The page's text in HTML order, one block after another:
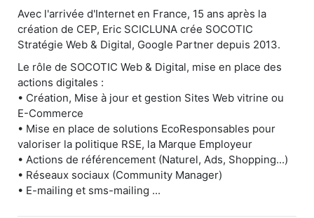
Avec l'arrivée d'Internet en France, 15 ans après la
création de CEP, Eric SCICLUNA crée SOCOTIC
Stratégie Web & Digital, Google Partner depuis 2013.
Le rôle de SOCOTIC Web & Digital, mise en place des
actions digitales :
• Création, Mise à jour et gestion Sites Web vitrine ou
E-Commerce
• Mise en place de solutions EcoResponsables pour
valoriser la politique RSE, la Marque Employeur
• Actions de référencement (Naturel, Ads, Shopping...)
• Réseaux sociaux (Community Manager)
• E-mailing et sms-mailing ...